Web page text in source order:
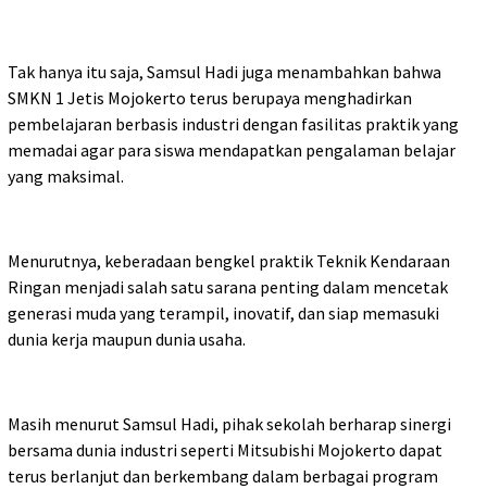
Tak hanya itu saja, Samsul Hadi juga menambahkan bahwa
SMKN 1 Jetis Mojokerto terus berupaya menghadirkan
pembelajaran berbasis industri dengan fasilitas praktik yang
memadai agar para siswa mendapatkan pengalaman belajar
yang maksimal.
Menurutnya, keberadaan bengkel praktik Teknik Kendaraan
Ringan menjadi salah satu sarana penting dalam mencetak
generasi muda yang terampil, inovatif, dan siap memasuki
dunia kerja maupun dunia usaha.
Masih menurut Samsul Hadi, pihak sekolah berharap sinergi
bersama dunia industri seperti Mitsubishi Mojokerto dapat
terus berlanjut dan berkembang dalam berbagai program